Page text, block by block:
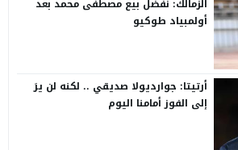
الزمالك: نفضل بيع مصطفى محمد بعد
أولمبياد طوكيو
أرتيتا: جوارديولا صديقي .. لكنه لن يرَ
إلى الفوز أمامنا اليوم